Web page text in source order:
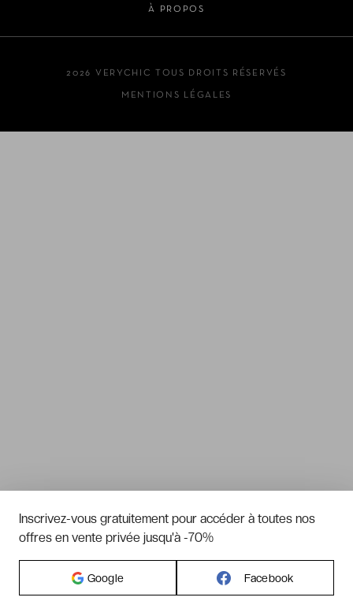
À PROPOS
2026 VERYCHIC TOUS DROITS RÉSERVÉS
MENTIONS LÉGALES
Inscrivez-vous gratuitement pour accéder à toutes nos
offres en vente privée jusqu'à -70%
Google Facebook